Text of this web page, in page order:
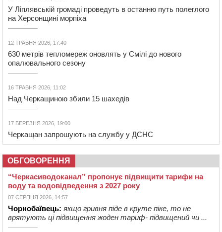
У Ліплявській громаді проведуть в останню путь полеглого
на Херсонщині морпіха
12 ТРАВНЯ 2026, 17:40
630 метрів тепломереж оновлять у Смілі до нового
опалювального сезону
16 ТРАВНЯ 2026, 11:02
Над Черкащиною збили 15 шахедів
17 БЕРЕЗНЯ 2026, 19:00
Черкащан запрошують на службу у ДСНС
ОБГОВОРЕННЯ
“Черкасиводоканал” пропонує підвищити тарифи на
воду та водовідведення з 2027 року
07 СЕРПНЯ 2026, 14:57
Чорнобаївець: якщо гривня піде в круте піке, то не
врятують ці підвищення жоден тариф- підвищений чи ...